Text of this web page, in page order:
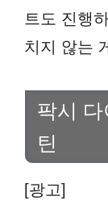
트도 진행
치지 않는
팍시
틴
[광고]